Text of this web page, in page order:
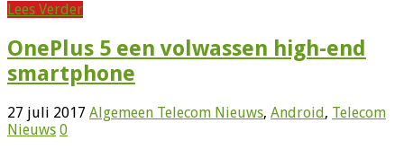
Lees Verder
OnePlus 5 een volwassen high-end
smartphone
27 juli 2017 Algemeen Telecom Nieuws, Android, Telecom
Nieuws 0